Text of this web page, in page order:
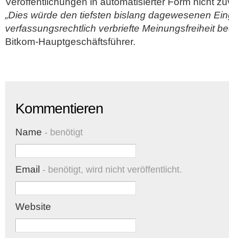
„Dies würde den tiefsten bislang dagewesenen
verfassungsrechtlich verbriefte Meinungsfreiheit
Bitkom-Hauptgeschäftsführer.
Kommentieren
Name - benötigt
Email - benötigt, wird nicht veröffentlicht.
Website